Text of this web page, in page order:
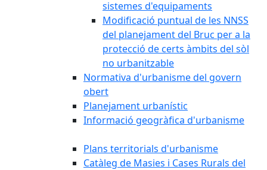
sistemes d'equipaments
Modificació puntual de les NNSS
del planejament del Bruc per a la
protecció de certs àmbits del sòl
no urbanitzable
Normativa d'urbanisme del govern
obert
Planejament urbanístic
Informació geogràfica d'urbanisme
Plans territorials d'urbanisme
Catàleg de Masies i Cases Rurals del